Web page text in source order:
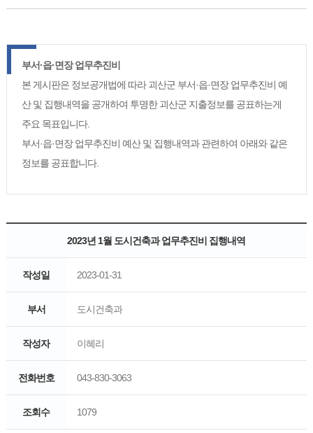
부서·읍·면장 업무추진비
본 게시판은 정보공개법에 따라 괴산군 부서·읍·면장 업무추진비 예
산 및 집행내역을 공개하여 투명한 괴산군 지출정보를 공표하는게
주요 목표입니다.
부서·읍·면장 업무추진비 예산 및 집행내역과 관련하여 아래와 같은
정보를 공표합니다.
2023년 1월 도시건축과 업무추진비 집행내역
작성일 2023-01-31
부서 도시건축과
작성자 이혜리
전화번호 043-830-3063
조회수 1079